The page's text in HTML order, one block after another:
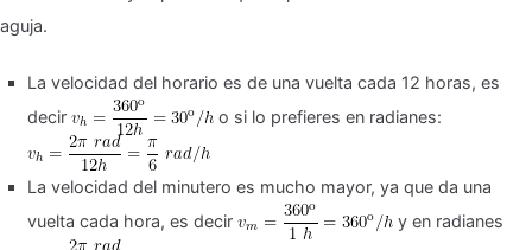
aguja.
La velocidad del horario es de una vuelta cada 12 horas, es
decir
o si lo prefieres en radianes:
La velocidad del minutero es mucho mayor, ya que da una
vuelta cada hora, es decir
y en radianes